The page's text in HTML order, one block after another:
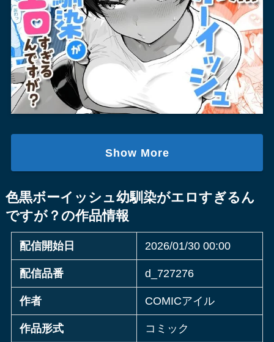
Show More
色黒ボーイッシュ幼馴染がエロすぎるん
ですが？の作品情報
配信開始日 2026/01/30 00:00
配信品番 d_727276
作者 COMICアイル
作品形式 コミック